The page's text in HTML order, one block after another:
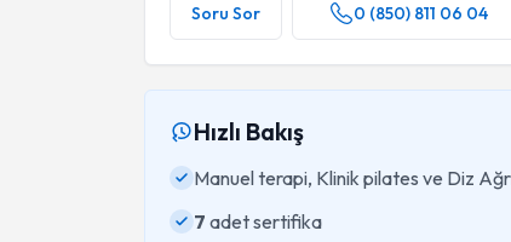
Soru Sor 0 (850) 811 06 04
Hızlı Bakış
Manuel terapi, Klinik pilates ve Diz
7 adet sertifika